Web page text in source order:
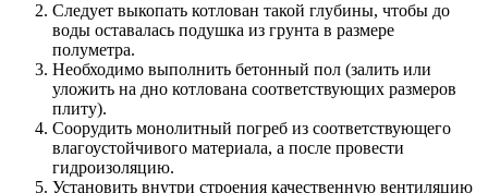
Следует выкопать котлован такой глубины, чтобы до
воды оставалась подушка из грунта в размере
полуметра.
Необходимо выполнить бетонный пол (залить или
уложить на дно котлована соответствующих размеров
плиту).
Соорудить монолитный погреб из соответствующего
влагоустойчивого материала, а после провести
гидроизоляцию.
Установить внутри строения качественную вентиляцию